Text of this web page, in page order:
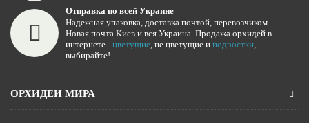
Отправка по всей Украине
Надежная упаковка, доставка почтой, перевозчиком
Новая почта Киев и вся Украина. Продажа орхидей в
интернете - цветущие, не цветущие и подростки,
выбирайте!
ОРХИДЕИ МИРА